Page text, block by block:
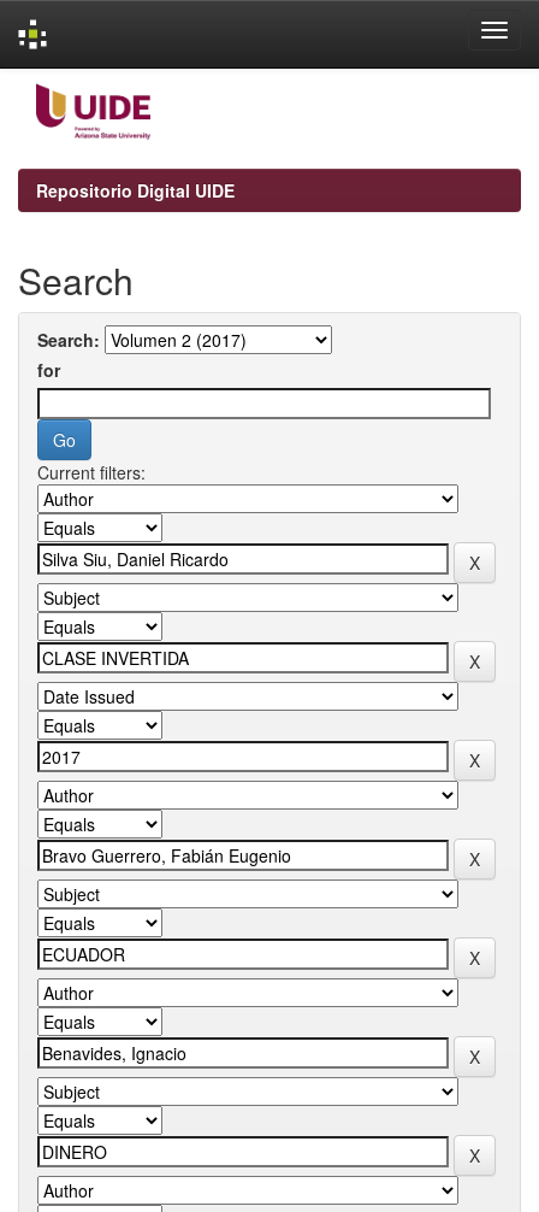
navigation
Repositorio Digital UIDE
Search
Search:
for
Current filters: